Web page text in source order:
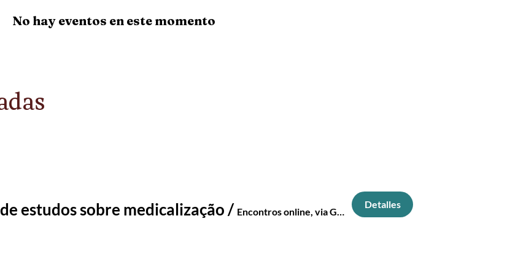
No hay eventos en este momento
estudos sobre medicalização/ Encontros online, via Google Meet
Detalles